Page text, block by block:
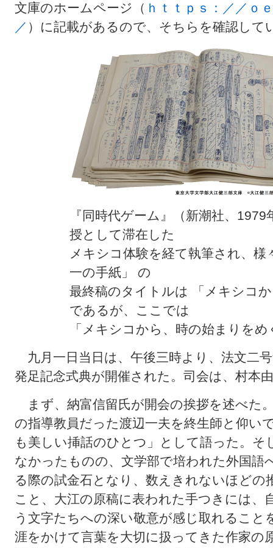
文庫のホームページ（ ｈｔｔｐｓ：／／ｏ
／ ）に記載があるので、そちらを確認して
『同時代ゲーム』（新潮社、
授として滞在した
メキシコ体験を経て執筆され、
一の手紙」 の
最終稿のタイトルは 「メキシコ
であるが、ここでは
「メキシコから、時の始まりを
九月一日当日は、午後三時より、法文二
発足記念式典が開催された。司会は、村本
まず、納富信留氏が開会の挨拶を述べた
の指導教員だった渡辺一夫を終生師と仰い
も美しい挿話のひとつ」として語った。そ
なかったものの、文学部で培われた外国語
る際の試金石となり、数えきれないほどの
こと、大江の原稿に表われた手つきには、
う文字たちへの深い敬意が感じ取れるこ
涯をかけて言葉を大切に扱ってきた作家の